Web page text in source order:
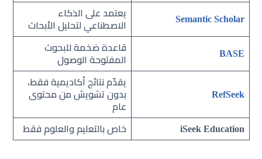
Semantic Scholar يعتمد على الذكاء
الاصطناعي لتحليل الأبحاث
BASE قاعدة ضخمة للبحوث
المفتوحة الوصول
RefSeek
يقدّم نتائج أكاديمية فقط،
بدون تشويش من محتوى
عام
iSeek Education خاص بالتعليم والعلوم فقط